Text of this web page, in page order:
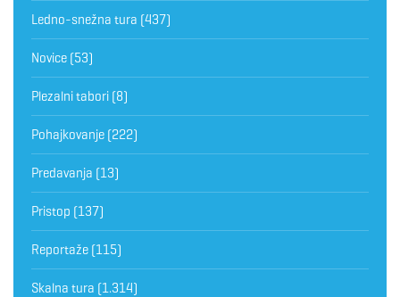
Ledno-snežna tura (437)
Novice (53)
Plezalni tabori (8)
Pohajkovanje (222)
Predavanja (13)
Pristop (137)
Reportaže (115)
Skalna tura (1.314)